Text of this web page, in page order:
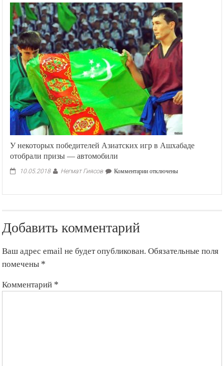
Спецслужбы
Таджикистана
сообщают
о
массовом
перемещении
сирийских
боевиков
в
Афганистан
У некоторых победителей Азиатских игр в Ашхабаде
отобрали призы — автомобили
10.05.2018 Негмат Гиясов Комментариик
отобрали
отключены
Добавить комментарий
Ваш адрес email не будет опубликован. Обязательные поля
помечены *
Комментарий *